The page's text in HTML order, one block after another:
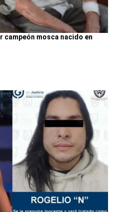
campeón mosca nacido en